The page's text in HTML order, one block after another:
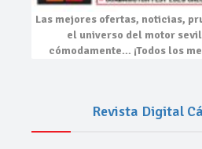
Las mejores ofertas, noticias,
el universo del motor
cómodamente… ¡Todos los
Revista Digital